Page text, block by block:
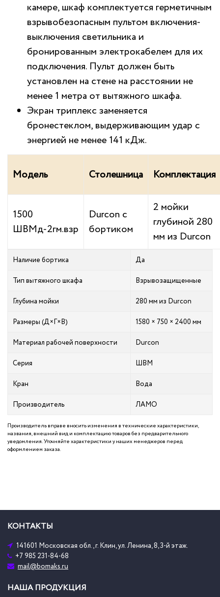
камере, шкаф комплектуется герметичным
взрывобезопасным пультом включения-
выключения светильника и
бронированным электрокабелем для их
подключения. Пульт должен быть
установлен на стене на расстоянии не
менее 1 метра от вытяжного шкафа.
Экран триплекс заменяется
бронестеклом, выдерживающим удар с
энергией не менее 141 кДж.
Модель Столешница Комплектация
1500
ШВМд-2гм.взр
Durcon с
бортиком
2 мойки
глубиной 280
мм из Durcon
Наличие бортика Да
Тип вытяжного шкафа Взрывозащищенные
Глубина мойки 280 мм из Durcon
Размеры (Д×Г×В) 1580 × 750 × 2400 мм
Материал рабочей поверхности Durcon
Серия ШВМ
Кран Вода
Производитель ЛАМО
Производитель вправе вносить изменения в технические характеристики,
названия, внешний вид и комплектацию товаров без предварительного
уведомления. Уточняйте характеристики у наших менеджеров перед
оформлением заказа.
КОНТАКТЫ
141601 Московская обл., г. Клин, ул. Ленина, 8, 3-й этаж.
+7 985 231-84-68
mail@bomaks.ru
НАША ПРОДУКЦИЯ